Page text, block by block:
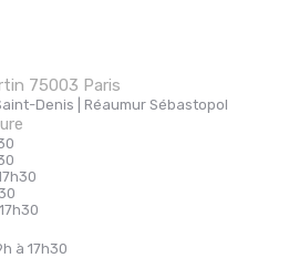
75003 Paris
Denis | Réaumur Sébastopol
à 17h30